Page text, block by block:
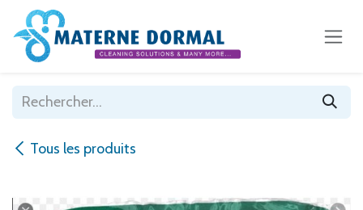
Se rendre au contenu
Tous les produits